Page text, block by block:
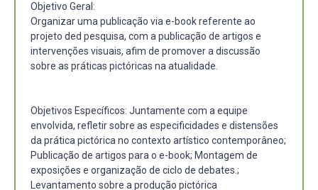
Objetivo Geral:
Organizar uma publicação via e-book referente ao
projeto ded pesquisa, com a publicação de artigos e
intervenções visuais, afim de promover a discussão
sobre as práticas pictóricas na atualidade.
Objetivos Específicos: Juntamente com a equipe
envolvida, refletir sobre as especificidades e distensões
da prática pictórica no contexto artístico contemporâneo;
Publicação de artigos para o e-book; Montagem de
exposições e organização de ciclo de debates.;
Levantamento sobre a produção pictórica